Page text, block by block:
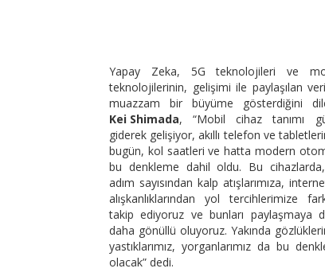
Yapay Zeka, 5G teknolojileri ve
teknolojilerinin, gelişimi ile paylaşılan
muazzam bir büyüme gösterdiğini
Kei Shimada, “Mobil cihaz tanımı
giderek gelişiyor, akıllı telefon ve
bugün, kol saatleri ve hatta modern
bu denkleme dahil oldu. Bu cihazlarda,
adım sayısından kalp atışlarımıza,
alışkanlıklarından yol tercihlerimize
takip ediyoruz ve bunları paylaşmaya
daha gönüllü oluyoruz. Yakında
yastıklarımız, yorganlarımız da bu
olacak” dedi.